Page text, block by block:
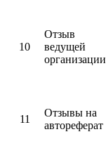
10
Отзыв
ведущей
организации
11
Отзывы на
автореферат